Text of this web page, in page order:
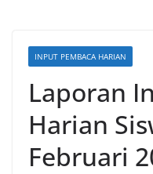
INPUT PEMBACA HARIAN
Laporan
Harian
Februari